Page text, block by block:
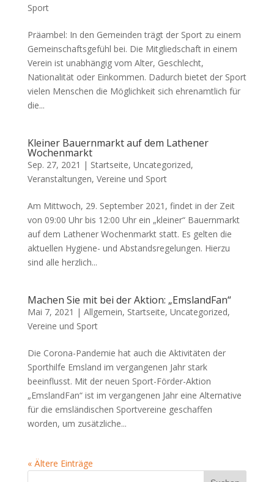
Sport
Präambel: In den Gemeinden trägt der Sport zu einem
Gemeinschaftsgefühl bei. Die Mitgliedschaft in einem
Verein ist unabhängig vom Alter, Geschlecht,
Nationalität oder Einkommen. Dadurch bietet der Sport
vielen Menschen die Möglichkeit sich ehrenamtlich für
die...
Kleiner Bauernmarkt auf dem Lathener
Wochenmarkt
Sep. 27, 2021 | Startseite, Uncategorized,
Veranstaltungen, Vereine und Sport
Am Mittwoch, 29. September 2021, findet in der Zeit
von 09:00 Uhr bis 12:00 Uhr ein „kleiner“ Bauernmarkt
auf dem Lathener Wochenmarkt statt. Es gelten die
aktuellen Hygiene- und Abstandsregelungen. Hierzu
sind alle herzlich...
Machen Sie mit bei der Aktion: „EmslandFan“
Mai 7, 2021 | Allgemein, Startseite, Uncategorized,
Vereine und Sport
Die Corona-Pandemie hat auch die Aktivitäten der
Sporthilfe Emsland im vergangenen Jahr stark
beeinflusst. Mit der neuen Sport-Förder-Aktion
„EmslandFan“ ist im vergangenen Jahr eine Alternative
für die emsländischen Sportvereine geschaffen
worden, um zusätzliche...
« Ältere Einträge